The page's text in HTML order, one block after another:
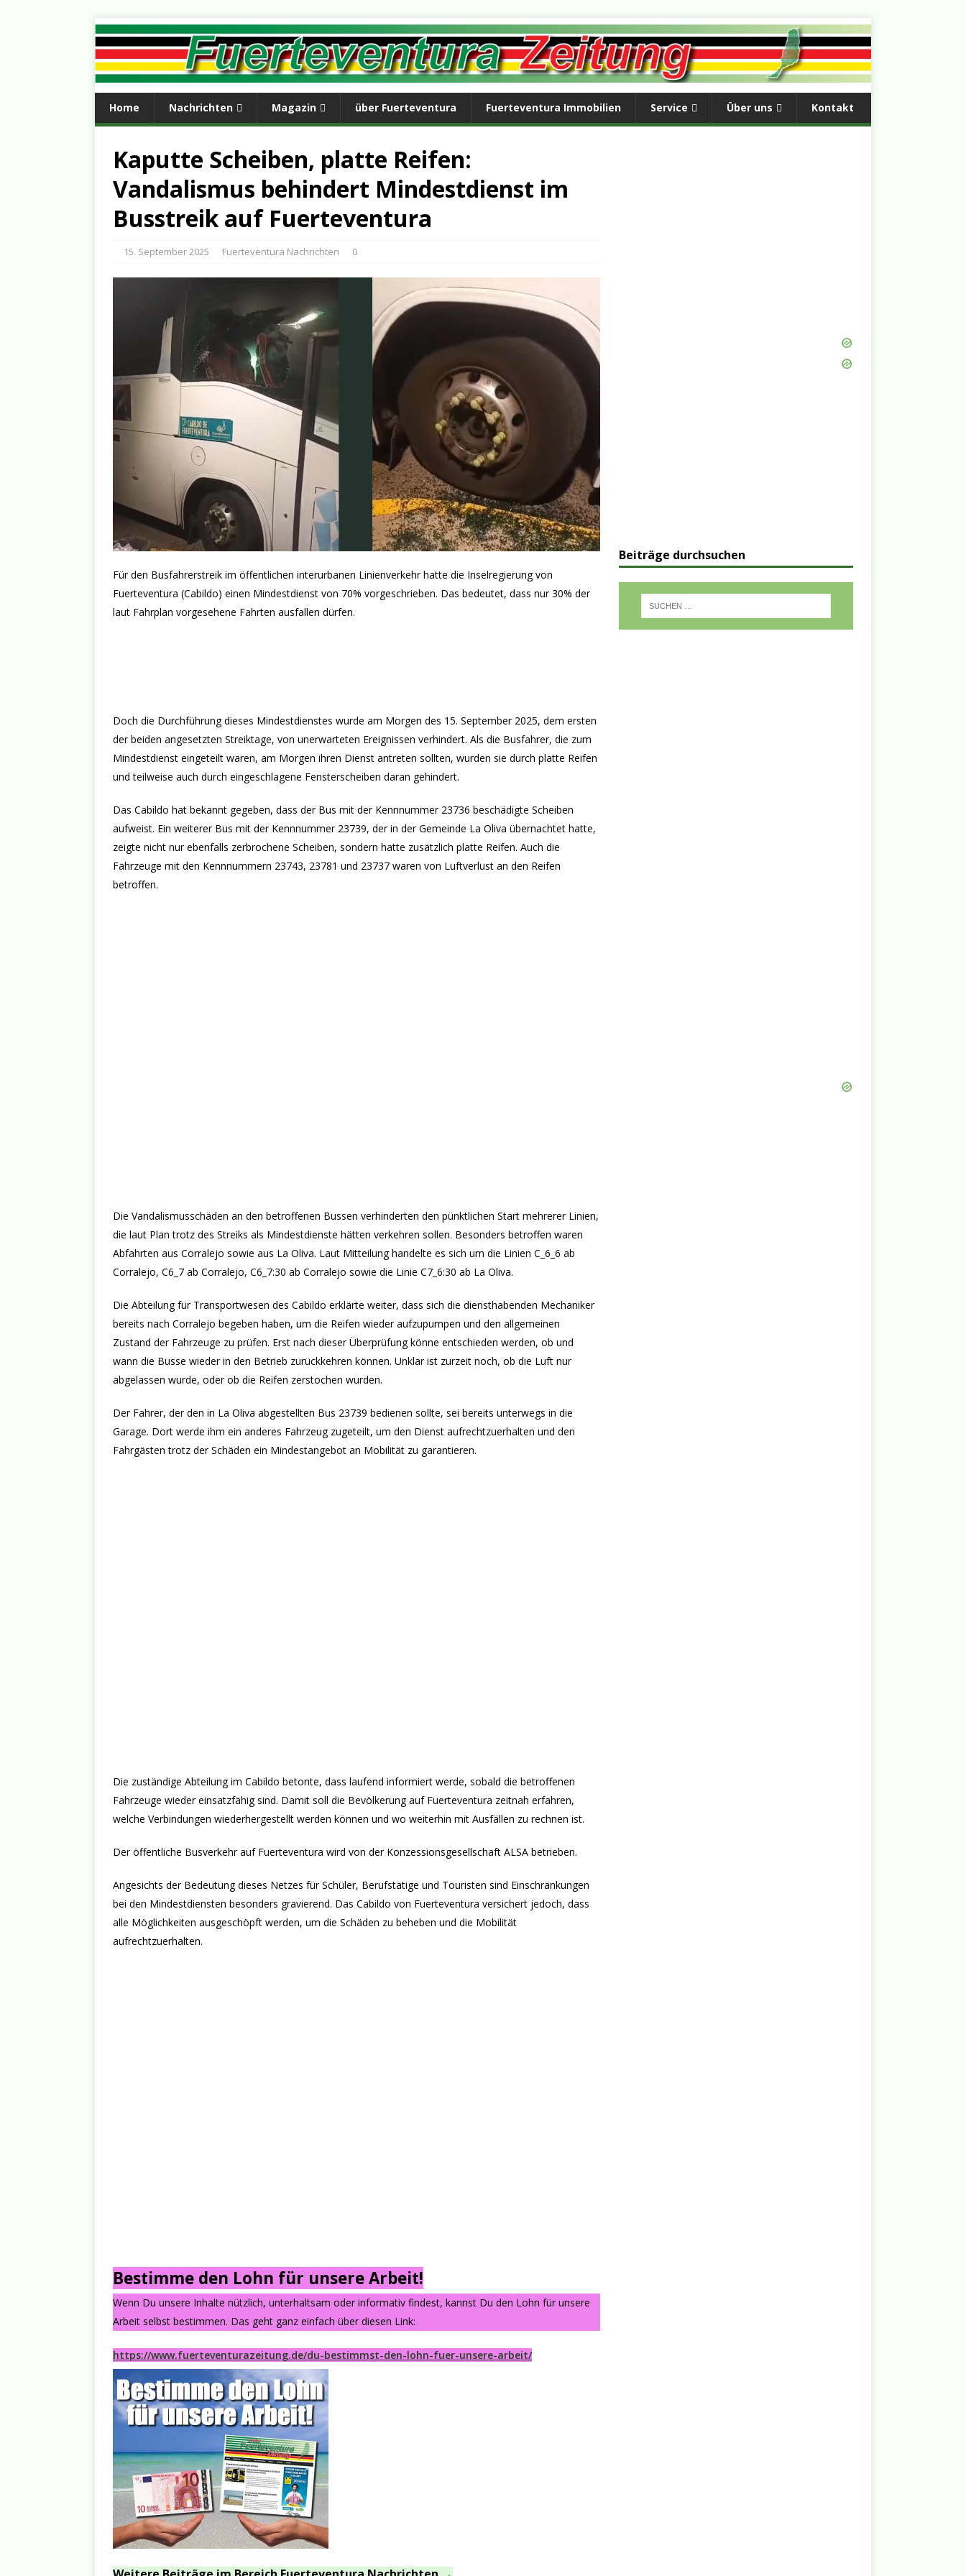
Home Nachrichten Magazin über Fuerteventura Fuerteventura Immobilien Service Über uns Kontakt
Kaputte Scheiben, platte Reifen:
Vandalismus behindert Mindestdienst im
Busstreik auf Fuerteventura
15. September 2025 Fuerteventura Nachrichten 0
Für den Busfahrerstreik im öffentlichen interurbanen Linienverkehr hatte die Inselregierung von
Fuerteventura (Cabildo) einen Mindestdienst von 70% vorgeschrieben. Das bedeutet, dass nur 30% der
laut Fahrplan vorgesehene Fahrten ausfallen dürfen.
Doch die Durchführung dieses Mindestdienstes wurde am Morgen des 15. September 2025, dem ersten
der beiden angesetzten Streiktage, von unerwarteten Ereignissen verhindert. Als die Busfahrer, die zum
Mindestdienst eingeteilt waren, am Morgen ihren Dienst antreten sollten, wurden sie durch platte Reifen
und teilweise auch durch eingeschlagene Fensterscheiben daran gehindert.
Das Cabildo hat bekannt gegeben, dass der Bus mit der Kennnummer 23736 beschädigte Scheiben
aufweist. Ein weiterer Bus mit der Kennnummer 23739, der in der Gemeinde La Oliva übernachtet hatte,
zeigte nicht nur ebenfalls zerbrochene Scheiben, sondern hatte zusätzlich platte Reifen. Auch die
Fahrzeuge mit den Kennnummern 23743, 23781 und 23737 waren von Luftverlust an den Reifen
betroffen.
Die Vandalismusschäden an den betroffenen Bussen verhinderten den pünktlichen Start mehrerer Linien,
die laut Plan trotz des Streiks als Mindestdienste hätten verkehren sollen. Besonders betroffen waren
Abfahrten aus Corralejo sowie aus La Oliva. Laut Mitteilung handelte es sich um die Linien C_6_6 ab
Corralejo, C6_7 ab Corralejo, C6_7:30 ab Corralejo sowie die Linie C7_6:30 ab La Oliva.
Die Abteilung für Transportwesen des Cabildo erklärte weiter, dass sich die diensthabenden Mechaniker
bereits nach Corralejo begeben haben, um die Reifen wieder aufzupumpen und den allgemeinen
Zustand der Fahrzeuge zu prüfen. Erst nach dieser Überprüfung könne entschieden werden, ob und
wann die Busse wieder in den Betrieb zurückkehren können. Unklar ist zurzeit noch, ob die Luft nur
abgelassen wurde, oder ob die Reifen zerstochen wurden.
Der Fahrer, der den in La Oliva abgestellten Bus 23739 bedienen sollte, sei bereits unterwegs in die
Garage. Dort werde ihm ein anderes Fahrzeug zugeteilt, um den Dienst aufrechtzuerhalten und den
Fahrgästen trotz der Schäden ein Mindestangebot an Mobilität zu garantieren.
Die zuständige Abteilung im Cabildo betonte, dass laufend informiert werde, sobald die betroffenen
Fahrzeuge wieder einsatzfähig sind. Damit soll die Bevölkerung auf Fuerteventura zeitnah erfahren,
welche Verbindungen wiederhergestellt werden können und wo weiterhin mit Ausfällen zu rechnen ist.
Der öffentliche Busverkehr auf Fuerteventura wird von der Konzessionsgesellschaft ALSA betrieben.
Angesichts der Bedeutung dieses Netzes für Schüler, Berufstätige und Touristen sind Einschränkungen
bei den Mindestdiensten besonders gravierend. Das Cabildo von Fuerteventura versichert jedoch, dass
alle Möglichkeiten ausgeschöpft werden, um die Schäden zu beheben und die Mobilität
aufrechtzuerhalten.
Bestimme den Lohn für unsere Arbeit!
Wenn Du unsere Inhalte nützlich, unterhaltsam oder informativ findest, kannst Du den Lohn für unsere
Arbeit selbst bestimmen. Das geht ganz einfach über diesen Link:
https://www.fuerteventurazeitung.de/du-bestimmst-den-lohn-fuer-unsere-arbeit/
Beiträge durchsuchen